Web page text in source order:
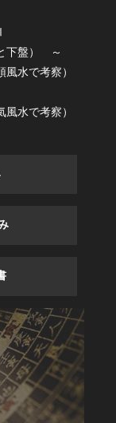
下盤） ～
水で考察）
水で考察）